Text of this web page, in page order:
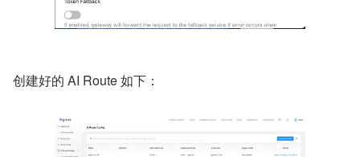
创建好的 AI Route 如下：